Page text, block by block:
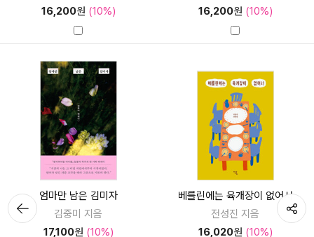
16,200원 (10%)
16,200원 (10%)
엄마만 남은 김미자
김중미 지음
17,100원 (10%)
베를린에는 육개장이 없어서
전성진 지음
16,020원 (10%)
뒤로가
기